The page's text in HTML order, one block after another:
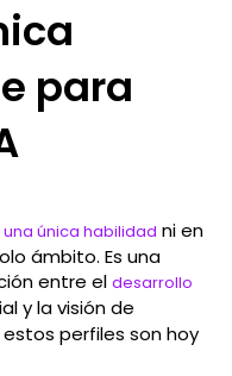
para
una única habilidad ni en
ámbito. Es una
entre el desarrollo
y la visión de
perfiles son hoy